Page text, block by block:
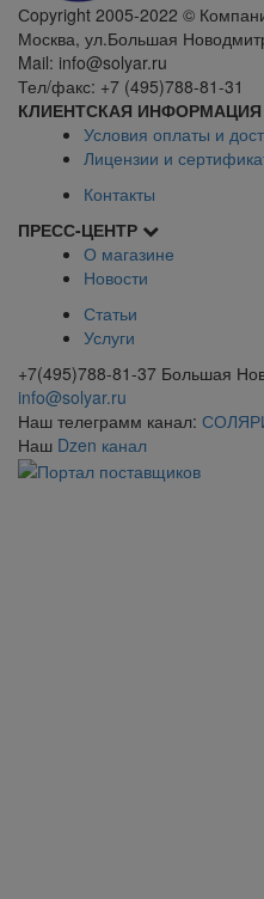
Сopyright 2005-2022 ©
Москва, ул.Большая
Mail: info@solyar.ru
Тел/факс: +7 (495)788-81-31
КЛИЕНТСКАЯ ИНФОРМАЦИЯ
Условия оплаты и
Лицензии и
Контакты
ПРЕСС-ЦЕНТР
О магазине
Новости
Статьи
Услуги
+7(495)788-81-37 Большая
info@solyar.ru
Наш телеграмм канал:
Наш Dzen канал